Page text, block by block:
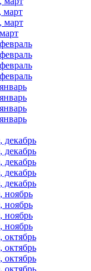
март
март
декабрь
декабрь
декабрь
декабрь
декабрь
ноябрь
ноябрь
ноябрь
ноябрь
октябрь
октябрь
октябрь
октябрь